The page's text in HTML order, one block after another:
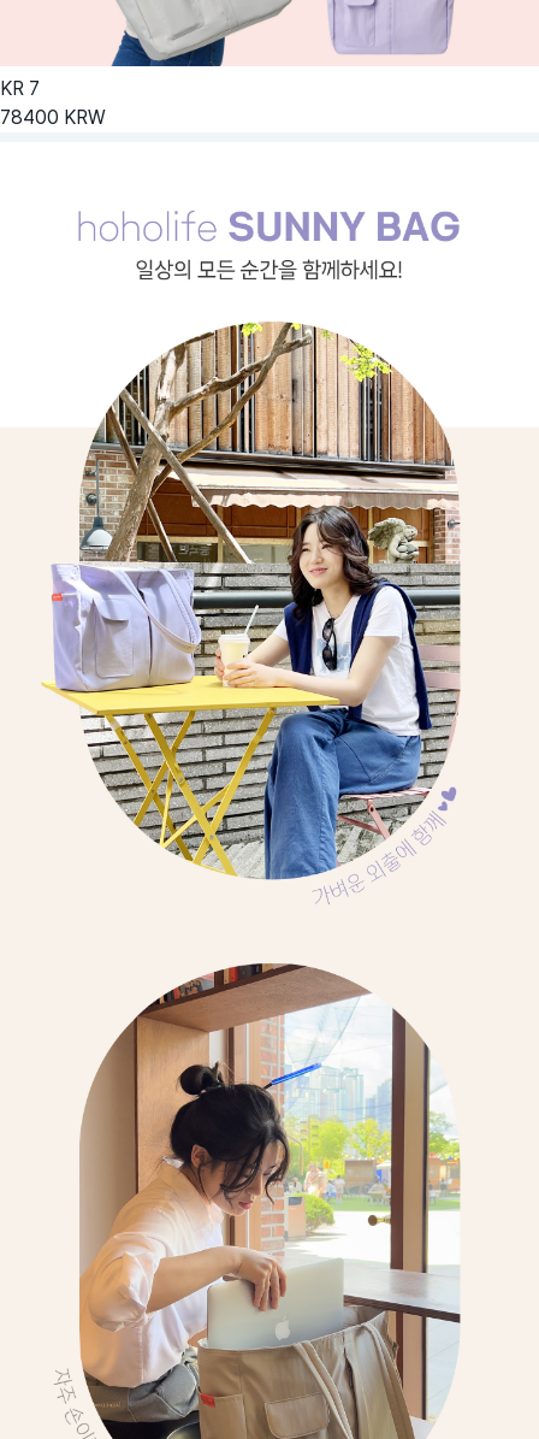
KR 7
78400 KRW